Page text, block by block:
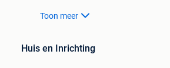
Toon meer
Huis en Inrichting